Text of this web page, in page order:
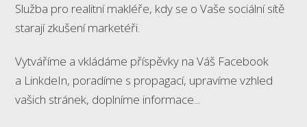
Služba pro realitní makléře, kdy se o Vaše sociální sítě
starají zkušení marketéři.
Vytváříme a vkládáme příspěvky na Váš Facebook
a LinkdeIn, poradíme s propagací, upravíme vzhled
vašich stránek, doplníme informace...